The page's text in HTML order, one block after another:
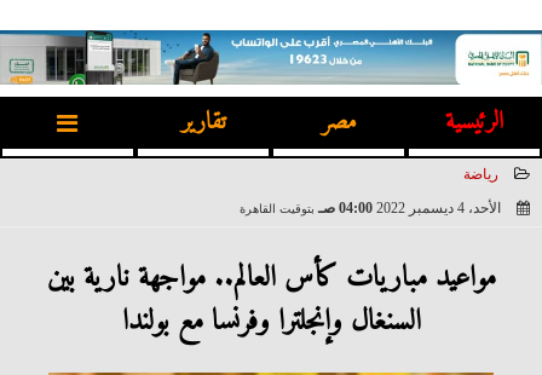
الرئيسية مصر تقارير
رياضة
الأحد، 4 ديسمبر 2022
04:00 صـ بتوقيت القاهرة
مواعيد مباريات كأس العالم.. مواجهة نارية بين
السنغال وإنجلترا وفرنسا مع بولندا